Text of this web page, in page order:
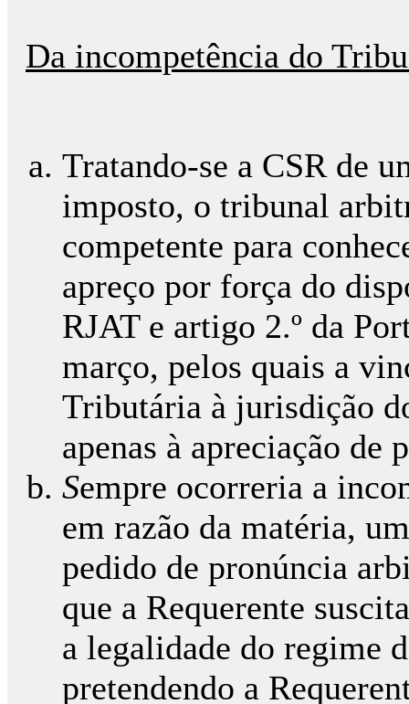
Da incompetência do
Tratando-se a CSR de
imposto, o tribunal
competente para
apreço por força do
RJAT e artigo 2.º da
março, pelos quais a
Tributária à jurisdição
apenas à apreciação de
Sempre ocorreria a
em razão da matéria,
pedido de pronúncia
que a Requerente
a legalidade do regime
pretendendo a